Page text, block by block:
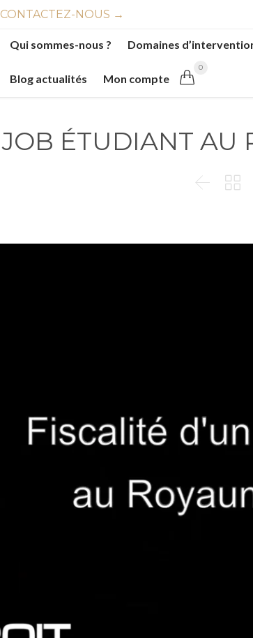
CONTACTEZ-NOUS →
SkipQui sommes-nous ? Domaines
Blog actualités Mon compte 
0
JOB ÉTUDIANT AU
 